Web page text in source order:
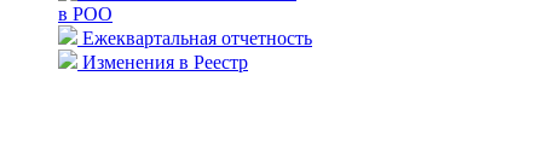
в РОО
Ежеквартальная отчетность
Изменения в Реестр